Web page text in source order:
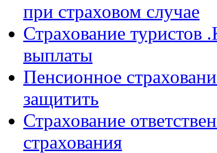
при страховом случае
Страхование туристов
выплаты
Пенсионное
защитить
Страхование
страхования